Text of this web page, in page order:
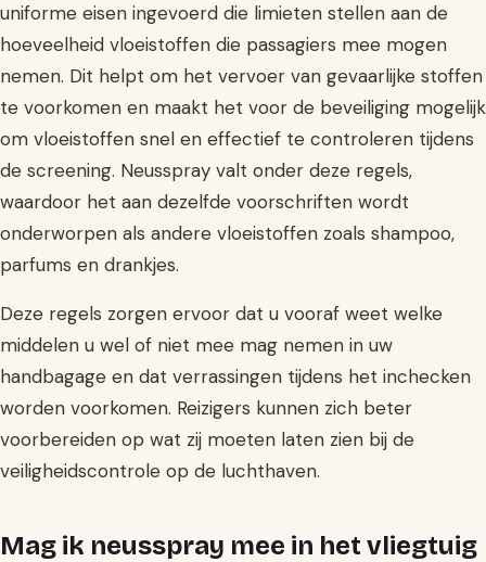
uniforme eisen ingevoerd die limieten stellen aan de
hoeveelheid vloeistoffen die passagiers mee mogen
nemen. Dit helpt om het vervoer van gevaarlijke stoffen
te voorkomen en maakt het voor de beveiliging mogelijk
om vloeistoffen snel en effectief te controleren tijdens
de screening. Neusspray valt onder deze regels,
waardoor het aan dezelfde voorschriften wordt
onderworpen als andere vloeistoffen zoals shampoo,
parfums en drankjes.
Deze regels zorgen ervoor dat u vooraf weet welke
middelen u wel of niet mee mag nemen in uw
handbagage en dat verrassingen tijdens het inchecken
worden voorkomen. Reizigers kunnen zich beter
voorbereiden op wat zij moeten laten zien bij de
veiligheidscontrole op de luchthaven.
Mag ik neusspray mee in het vliegtuig